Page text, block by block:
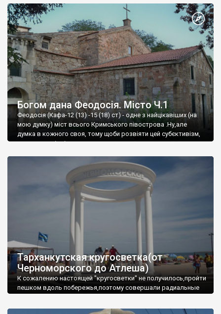
Богом дана Феодосія. Місто Ч.1
Феодосія (Кафа-12 (13) -15 (18) ст) - одне з найцікавіших (на
мою думку) міст всього Кримського півострова .Ну,але
думка в кожного своя, тому щоби розвіяти цей субєктивізм,
запрошую відвідати це
Тарханкутская кругосветка(от
Черноморского до Атлеша)
К сожалению настоящей "кругосветки" не получилось,пройти
пешком вдоль побережья,поэтому совершали радиальные